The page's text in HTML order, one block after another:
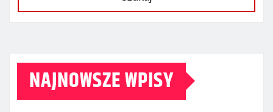
NAJNOWSZE WPISY